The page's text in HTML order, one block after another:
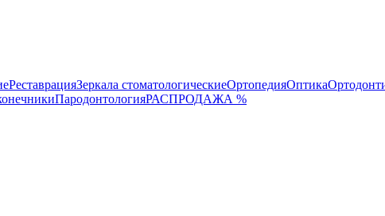
РеставрацияЗеркала стоматологическиеОртопедияОптика
ПародонтологияРАСПРОДАЖА %